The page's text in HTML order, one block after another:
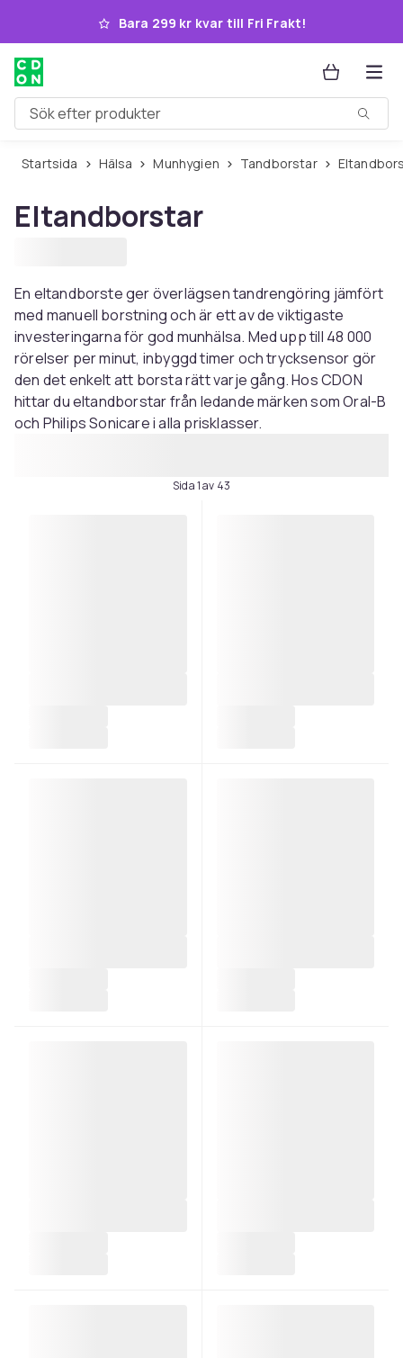
Hoppa till huvudinnehållet
Bara 299 kr kvar till Fri Frakt!
Sök efter produkter
Startsida Hälsa Munhygien Tandborstar
Eltandborstar
En eltandborste ger överlägsen tandrengöring jämfört
med manuell borstning och är ett av de viktigaste
investeringarna för god munhälsa. Med upp till 48 000
rörelser per minut, inbyggd timer och trycksensor gör
den det enkelt att borsta rätt varje gång. Hos CDON
hittar du eltandborstar från ledande märken som Oral-B
och Philips Sonicare i alla prisklasser.
Sida 1 av 43